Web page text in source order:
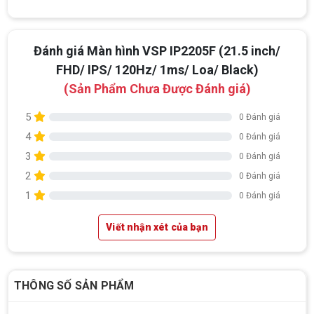
Đánh giá Màn hình VSP IP2205F (21.5 inch/
FHD/ IPS/ 120Hz/ 1ms/ Loa/ Black)
(Sản Phẩm Chưa Được Đánh giá)
5 0 Đánh giá
4 0 Đánh giá
3 0 Đánh giá
2 0 Đánh giá
1 0 Đánh giá
Viết nhận xét của bạn
THÔNG SỐ SẢN PHẨM